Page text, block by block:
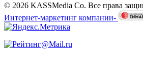
© 2026 KASSMedia Co. Все права
Интернет-маркетинг компании-